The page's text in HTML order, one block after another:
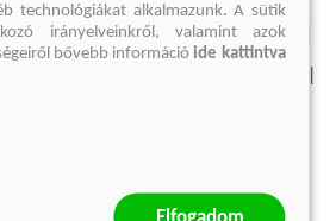
Elállási felmondási nyilatkozat
technológiákat alkalmazunk. A sütik
irányelveinkről, valamint azok
bővebb információide kattintva